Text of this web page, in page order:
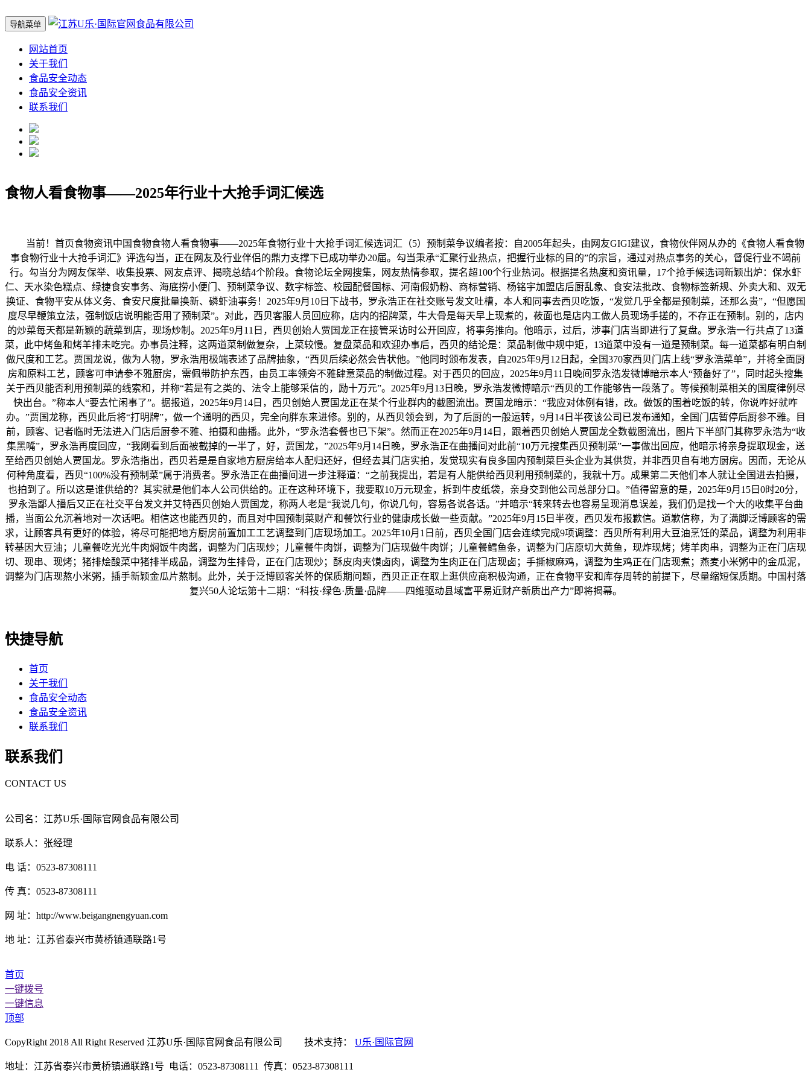
导航菜单
网站首页
关于我们
食品安全动态
食品安全资讯
联系我们
食物人看食物事——2025年行业十大抢手词汇候选
当前！首页食物资讯中国食物食物人看食物事——2025年食物行业十大抢手词汇候选词汇（5）预制菜争议编者按：自2005年起头，由网友GIGI建议，食物伙伴网从办的《食物人看食物
事食物行业十大抢手词汇》评选勾当，正在网友及行业伴侣的鼎力支撑下已成功举办20届。勾当秉承“汇聚行业热点，把握行业标的目的”的宗旨，通过对热点事务的关心，督促行业不竭前
行。勾当分为网友保举、收集投票、网友点评、揭晓总结4个阶段。食物论坛全网搜集，网友热情参取，提名超100个行业热词。根据提名热度和资讯量，17个抢手候选词新颖出炉：保水虾
仁、天水染色糕点、绿捷食安事务、海底捞小便门、预制菜争议、数字标签、校园配餐国标、河南假奶粉、商标营销、杨铭宇加盟店后厨乱象、食安法批改、食物标签新规、外卖大和、双无
换证、食物平安从体义务、食安尺度批量换新、磷虾油事务！2025年9月10日下战书，罗永浩正在社交账号发文吐槽，本人和同事去西贝吃饭，“发觉几乎全都是预制菜，还那么贵”，“但愿国
度尽早鞭策立法，强制饭店说明能否用了预制菜”。对此，西贝客服人员回应称，店内的招牌菜，牛大骨是每天早上现煮的，莜面也是店内工做人员现场手搓的，不存正在预制。别的，店内
的炒菜每天都是新颖的蔬菜到店，现场炒制。2025年9月11日，西贝创始人贾国龙正在接管采访时公开回应，将事务推向。他暗示，过后，涉事门店当即进行了复盘。罗永浩一行共点了13道
菜，此中烤鱼和烤羊排未吃完。办事员注释，这两道菜制做复杂，上菜较慢。复盘菜品和欢迎办事后，西贝的结论是：菜品制做中规中矩，13道菜中没有一道是预制菜。每一道菜都有明白制
做尺度和工艺。贾国龙说，做为人物，罗永浩用极端表述了品牌抽象，“西贝后续必然会告状他。”他同时颁布发表，自2025年9月12日起，全国370家西贝门店上线“罗永浩菜单”，并将全面厨
房和原料工艺，顾客可申请参不雅厨房，需佩带防护东西，由员工率领旁不雅肆意菜品的制做过程。对于西贝的回应，2025年9月11日晚间罗永浩发微博暗示本人“预备好了”，同时起头搜集
关于西贝能否利用预制菜的线索和，并称“若是有之类的、法令上能够采信的，励十万元”。2025年9月13日晚，罗永浩发微博暗示“西贝的工作能够告一段落了。等候预制菜相关的国度律例尽
快出台。”称本人“要去忙闲事了”。据报道，2025年9月14日，西贝创始人贾国龙正在某个行业群内的截图流出。贾国龙暗示：“我应对体例有错，改。做饭的围着吃饭的转，你说咋好就咋
办。”贾国龙称，西贝此后将“打明牌”，做一个通明的西贝，完全向胖东来进修。别的，从西贝领会到，为了后厨的一般运转，9月14日半夜该公司已发布通知，全国门店暂停后厨参不雅。目
前，顾客、记者临时无法进入门店后厨参不雅、拍摄和曲播。此外，“罗永浩套餐也已下架”。然而正在2025年9月14日，跟着西贝创始人贾国龙全数截图流出，图片下半部门其称罗永浩为“收
集黑嘴”，罗永浩再度回应，“我刚看到后面被截掉的一半了，好，贾国龙，”2025年9月14日晚，罗永浩正在曲播间对此前“10万元搜集西贝预制菜”一事做出回应，他暗示将亲身提取现金，送
至给西贝创始人贾国龙。罗永浩指出，西贝若是是自家地方厨房给本人配归还好，但经去其门店实拍，发觉现实有良多国内预制菜巨头企业为其供货，并非西贝自有地方厨房。因而，无论从
何种角度看，西贝“100%没有预制菜”属于消费者。罗永浩正在曲播间进一步注释道：“之前我提出，若是有人能供给西贝利用预制菜的，我就十万。成果第二天他们本人就让全国进去拍摄，
也拍到了。所以这是谁供给的？其实就是他们本人公司供给的。正在这种环境下，我要取10万元现金，拆到牛皮纸袋，亲身交到他公司总部分口。”值得留意的是，2025年9月15日0时20分，
罗永浩鄙人播后又正在社交平台发文并艾特西贝创始人贾国龙，称两人老是“我说几句，你说几句，容易各说各话。”并暗示“转来转去也容易呈现消息误差，我们仍是找一个大的收集平台曲
播，当面公允沉着地对一次话吧。相信这也能西贝的，而且对中国预制菜财产和餐饮行业的健康成长做一些贡献。”2025年9月15日半夜，西贝发布报歉信。道歉信称，为了满脚泛博顾客的需
求，让顾客具有更好的体验，将尽可能把地方厨房前置加工工艺调整到门店现场加工。2025年10月1日前，西贝全国门店会连续完成9项调整：西贝所有利用大豆油烹饪的菜品，调整为利用非
转基因大豆油；儿童餐吃光光牛肉焖饭牛肉酱，调整为门店现炒；儿童餐牛肉饼，调整为门店现做牛肉饼；儿童餐鳕鱼条，调整为门店原切大黄鱼，现炸现烤；烤羊肉串，调整为正在门店现
切、现串、现烤；猪排烩酸菜中猪排半成品，调整为生排骨，正在门店现炒；酥皮肉夹馍卤肉，调整为生肉正在门店现卤；手撕椒麻鸡，调整为生鸡正在门店现煮；燕麦小米粥中的金瓜泥，
调整为门店现熬小米粥，插手新颖金瓜片熬制。此外，关于泛博顾客关怀的保质期问题，西贝正正在取上逛供应商积极沟通，正在食物平安和库存周转的前提下，尽量缩短保质期。中国村落
复兴50人论坛第十二期：“科技·绿色·质量·品牌——四维驱动县域富平易近财产新质出产力”即将揭幕。
快捷导航
首页
关于我们
食品安全动态
食品安全资讯
联系我们
联系我们
CONTACT US
公司名：江苏U乐·国际官网食品有限公司
联系人：张经理
电 话：0523-87308111
传 真：0523-87308111
网 址：http://www.beigangnengyuan.com
地 址：江苏省泰兴市黄桥镇通联路1号
首页
一键拨号
一键信息
顶部
CopyRight 2018 All Right Reserved 江苏U乐·国际官网食品有限公司 技术支持： U乐·国际官网
地址：江苏省泰兴市黄桥镇通联路1号 电话：0523-87308111 传真：0523-87308111